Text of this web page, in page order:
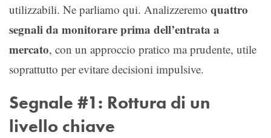
utilizzabili. Ne parliamo qui. Analizzeremo quattro
segnali da monitorare prima dell’entrata a
mercato, con un approccio pratico ma prudente, utile
soprattutto per evitare decisioni impulsive.
Segnale #1: Rottura di un
livello chiave